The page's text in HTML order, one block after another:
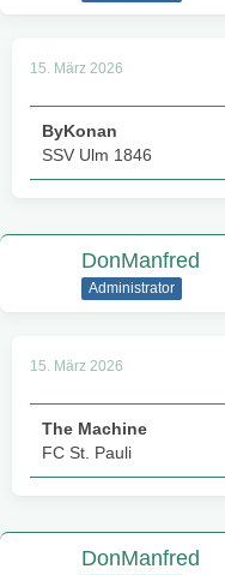
15. März 2026
ByKonan
SSV Ulm 1846
DonManfred
Administrator
15. März 2026
The Machine
FC St. Pauli
DonManfred